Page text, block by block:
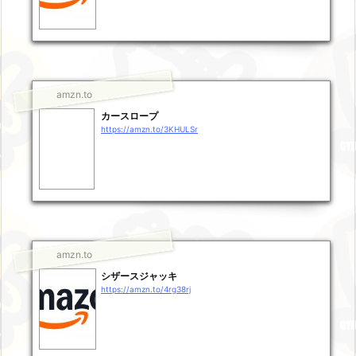
amzn.to
カースロープ
https://amzn.to/3KHULSr
amzn.to
シザースジャッキ
https://amzn.to/4rg38rj